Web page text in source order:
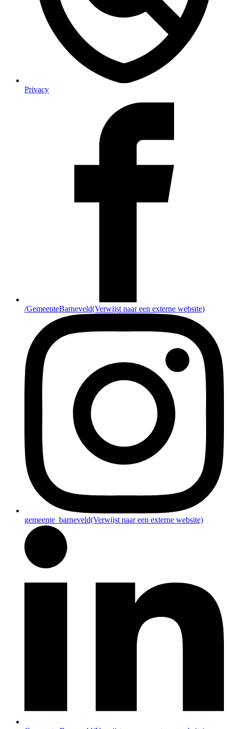
Privacy
/GemeenteBarneveld(Verwijst naar een externe website)
gemeente_barneveld(Verwijst naar een externe website)